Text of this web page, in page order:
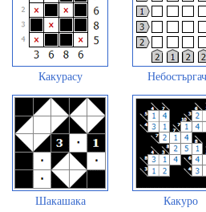
Какурасу
Шакашака Какуро